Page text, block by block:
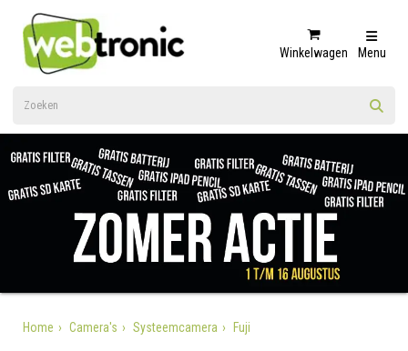
Winkelwagen Menu
Home Camera's Systeemcamera Fuji